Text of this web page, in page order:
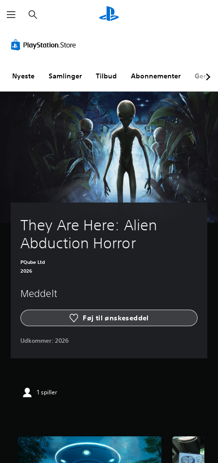
ø
g
Nyeste Samlinger Tilbud Abonnementer
They Are Here: Alien
Abduction Horror
PQube Ltd
2026
Meddelt
Føj til ønskeseddel
Udkommer: 2026
1 spiller